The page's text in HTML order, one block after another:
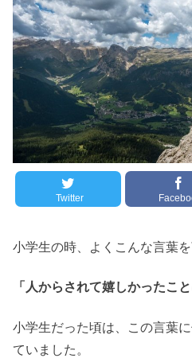
Twitter
小学生の時、よくこんな言葉
「人からされて嬉しかったこ
小学生だった頃は、この言葉
ていました。